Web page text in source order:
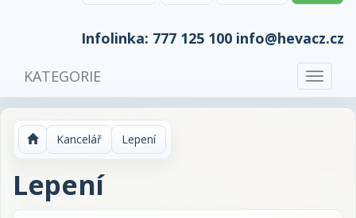
Infolinka: 777 125 100 info@hevacz.cz
Toggle
KATEGORIE
Kancelář Lepení
Lepení